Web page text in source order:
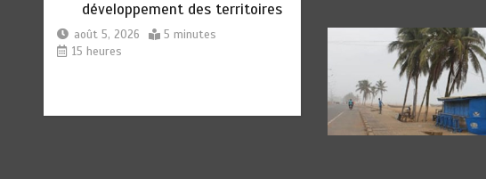
développement des territoires
août 5, 2026
5 minutes
15 heures